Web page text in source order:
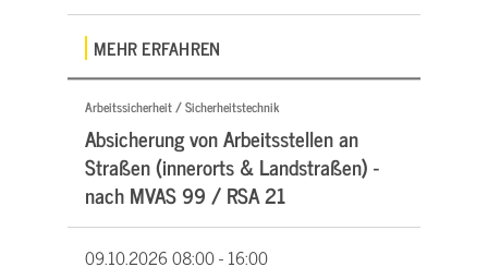
MEHR ERFAHREN
Arbeitssicherheit / Sicherheitstechnik
Absicherung von Arbeitsstellen an
Straßen (innerorts & Landstraßen) -
nach MVAS 99 / RSA 21
09.10.202608:00 - 16:00